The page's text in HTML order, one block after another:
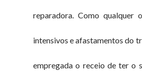
reparadora. Como qualquer
intensivos e afastamentos do
empregada o receio de ter o